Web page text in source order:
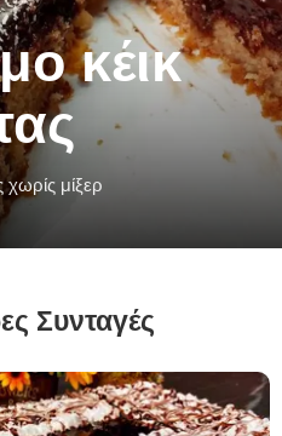
κέικ
χωρίς μίξερ
Συνταγές